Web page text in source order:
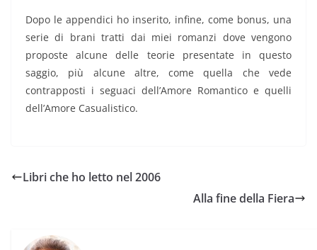
Dopo le appendici ho inserito, infine, come bonus, una
serie di brani tratti dai miei romanzi dove vengono
proposte alcune delle teorie presentate in questo
saggio, più alcune altre, come quella che vede
contrapposti i seguaci dell’Amore Romantico e quelli
dell’Amore Casualistico.
Libri che ho letto nel 2006
Alla fine della Fiera